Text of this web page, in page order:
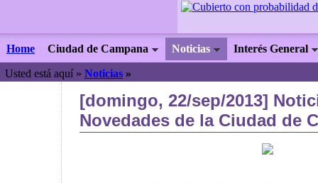
Home Ciudad de Campana Noticias Interés General
Usted está aquí » Noticias »
[domingo, 22/sep/2013]
Novedades de la Ciudad de